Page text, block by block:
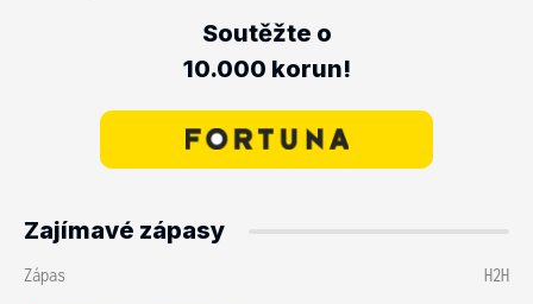
Soutěžte o
10.000 korun!
Zajímavé zápasy
Zápas
H2H